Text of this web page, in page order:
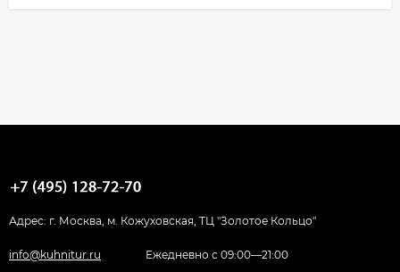
Адрес: г. Москва, м. Кожуховская, ТЦ "Золотое Кольцо"
info@kuhnitur.ru Ежедневно с 09:00—21:00